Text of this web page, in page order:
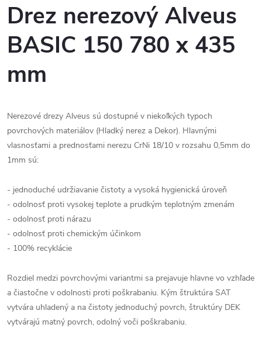
Drez nerezový Alveus
BASIC 150 780 x 435
mm
Nerezové drezy Alveus sú dostupné v niekoľkých typoch
povrchových materiálov (Hladký nerez a Dekor). Hlavnými
vlasnosťami a prednosťami nerezu CrNi 18/10 v rozsahu 0,5mm do
1mm sú:
- jednoduché udržiavanie čistoty a vysoká hygienická úroveň
- odolnosť proti vysokej teplote a prudkým teplotným zmenám
- odolnosť proti nárazu
- odolnosť proti chemickým účinkom
- 100% recyklácie
Rozdiel medzi povrchovými variantmi sa prejavuje hlavne vo vzhľade
a čiastočne v odolnosti proti poškrabaniu. Kým štruktúra SAT
vytvára uhladený a na čistoty jednoduchý povrch, štruktúry DEK
vytvárajú matný povrch, odolný voči poškrabaniu.